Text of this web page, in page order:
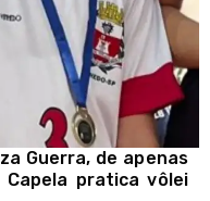
Guerra, de apenas
Capela pratica vôlei